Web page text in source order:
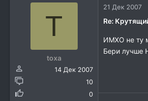
T
toxa
14 Дек 2007
10
0
21 Дек 2007
Re:
ИМХО не ту
Бери лучше